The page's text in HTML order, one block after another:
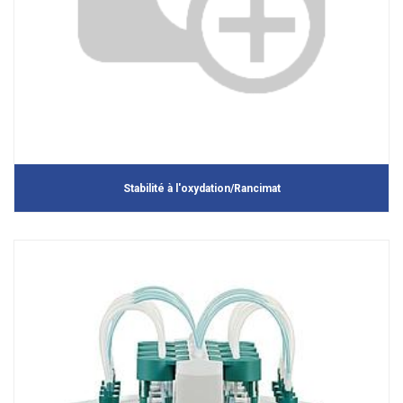
Stabilité à l'oxydation/Rancimat